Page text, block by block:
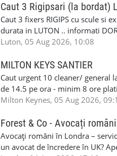
#mecanicmoldoveanlondra
status obligatoriu •varsta
compania aplica pentru
•oferim: - training platit (3 zile-
nedeterminata. -full time/ part-
masinii). Acceptam cu permis
Enfield - Weybridge - Romford -
programari la interviu apelati
Caut 3 Rigipsari (la bordat)
Caut 3 fixers RIGIPS cu scule si
durata in LUTON .. informati
Luton, 05 Aug 2026, 10:08
MILTON KEYS SANTIER
Caut urgent 10 cleaner/ general
de 14.5 pe ora - minim 8 ore
la Amazon. Munca este usoara,
SAPTAMANALA Contact: +44
interesati
Milton Keynes, 05 Aug 2026,
Forest & Co - Avocați
Avocați români în Londra –
un avocat de încredere în UK?